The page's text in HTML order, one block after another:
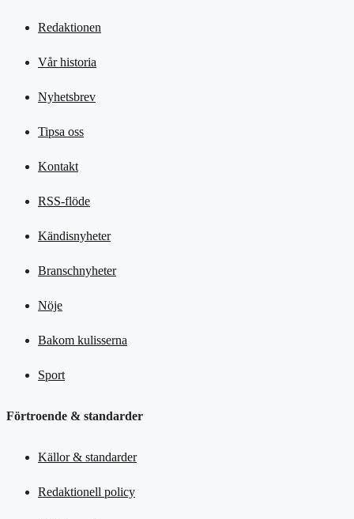
Redaktionen
Vår historia
Nyhetsbrev
Tipsa oss
Kontakt
RSS-flöde
Kändisnyheter
Branschnyheter
Nöje
Bakom kulisserna
Sport
Förtroende & standarder
Källor & standarder
Redaktionell policy